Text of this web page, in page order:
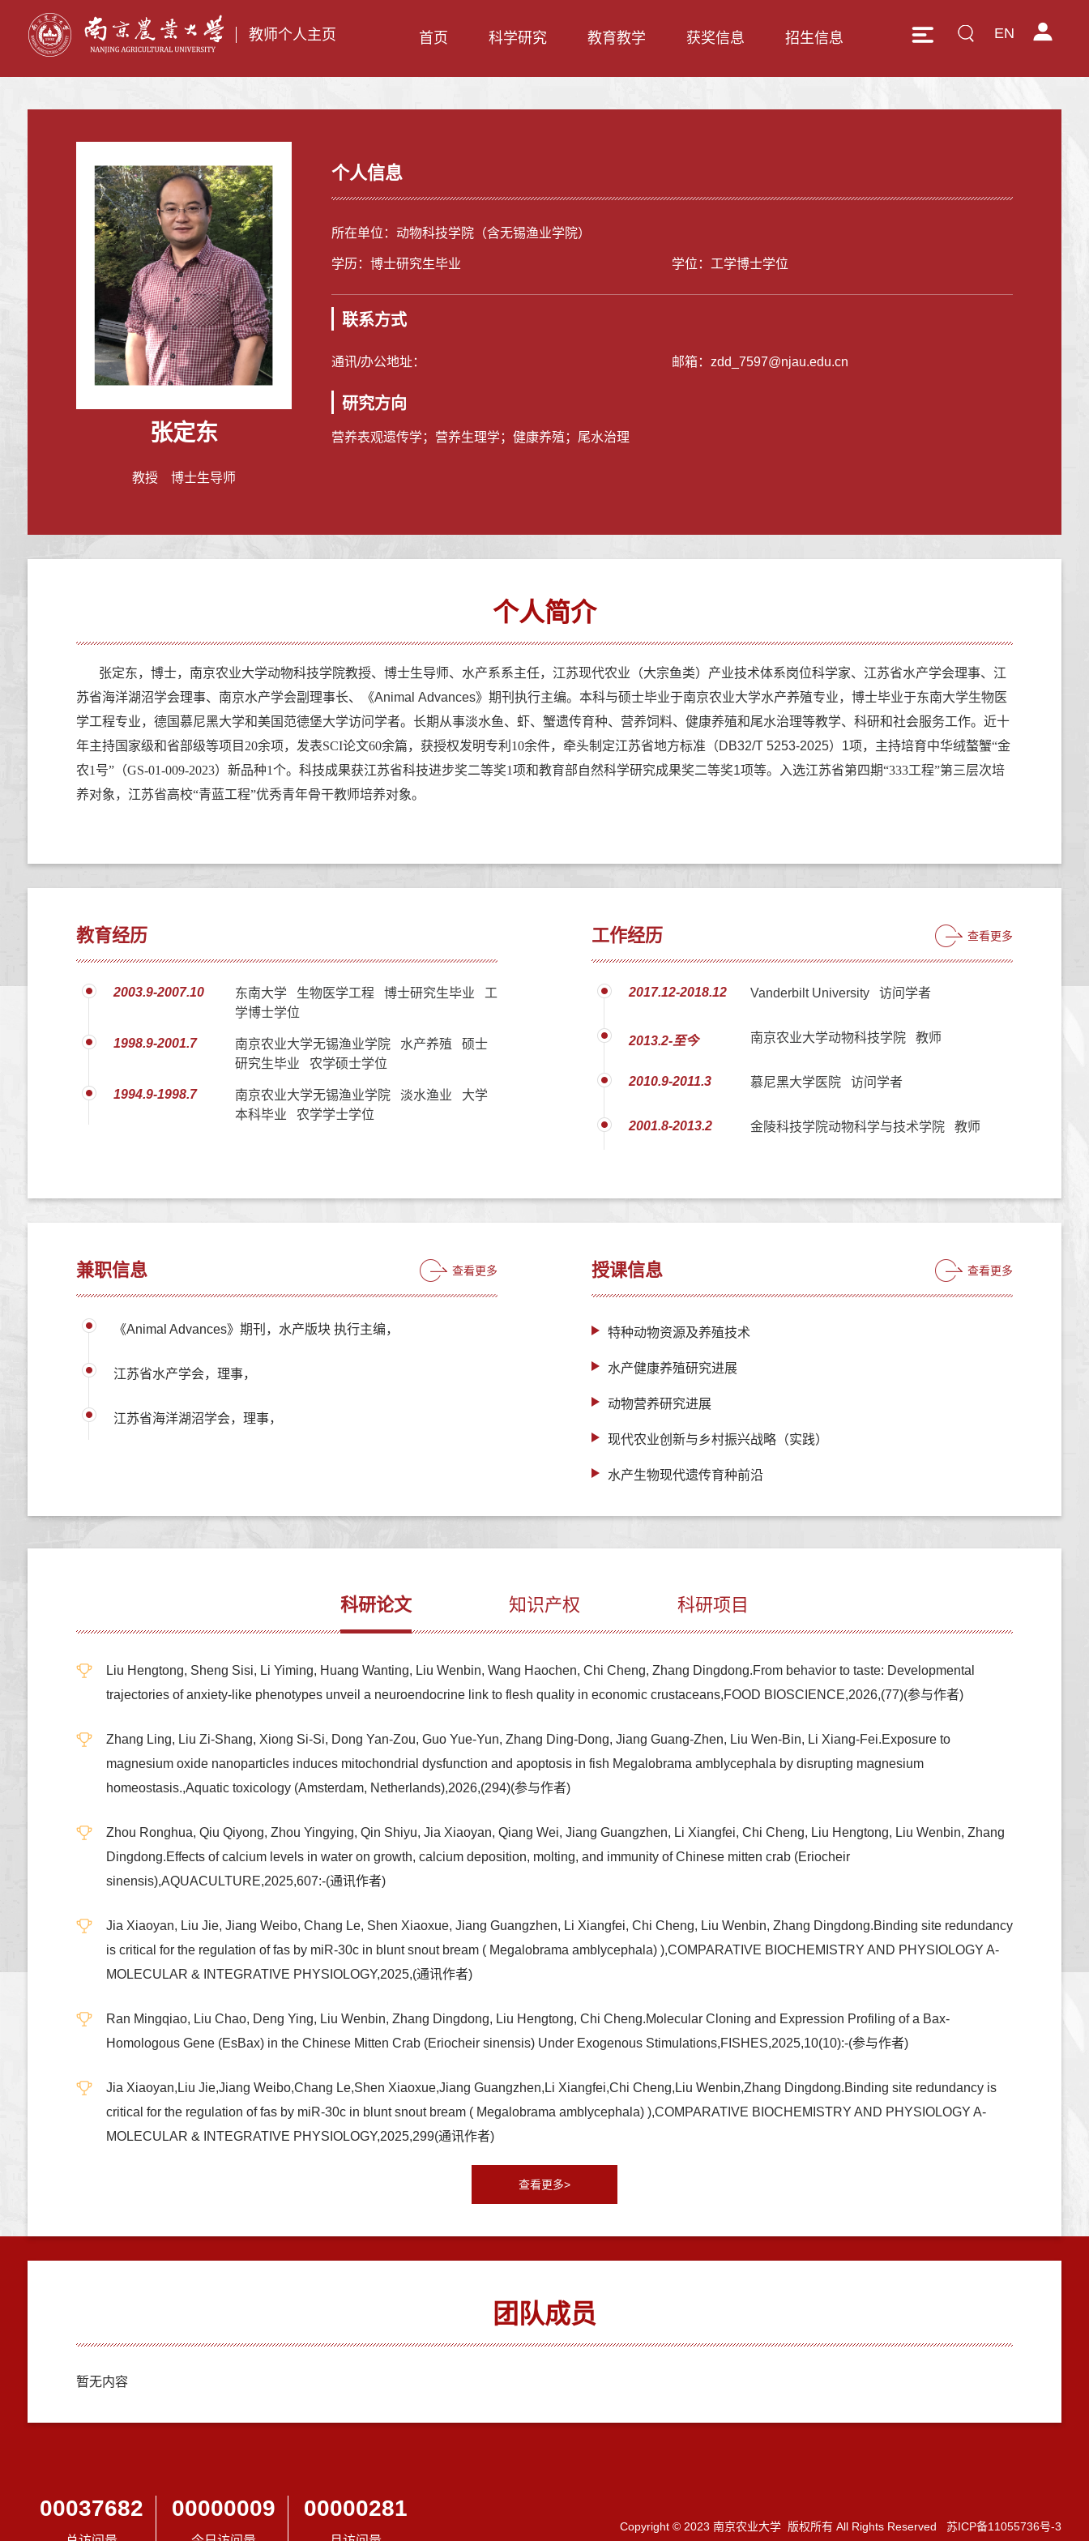
教师个人主页 EN
首页 科学研究 教育教学 获奖信息 招生信息
张定东
教授 博士生导师
个人信息
所在单位：动物科技学院（含无锡渔业学院）
学历：博士研究生毕业 学位：工学博士学位
联系方式
通讯/办公地址： 邮箱： zdd_7597@njau.edu.cn
研究方向
营养表观遗传学；营养生理学；健康养殖；尾水治理
个人简介
张定东，博士，南京农业大学动物科技学院教授、博士生导师、水产系系主任，江苏现代农业（大宗鱼类）产业技术体系岗位科学家、江苏省水产学会理事、江
苏省海洋湖沼学会理事、南京水产学会副理事长、《Animal Advances》期刊执行主编。本科与硕士毕业于南京农业大学水产养殖专业，博士毕业于东南大学生物医
学工程专业，德国慕尼黑大学和美国范德堡大学访问学者。长期从事淡水鱼、虾、蟹遗传育种、营养饲料、健康养殖和尾水治理等教学、科研和社会服务工作。近十
年主持国家级和省部级等项目 20余项，发表SCI论文60余篇，获授权发明专利 10余件，牵头制定江苏省地方标准（DB32/T 5253-2025） 1项，主持培育中华绒螯蟹“金
农1 号”（GS-01-009-2023）新品种1个。科技成果获江苏省科技进步奖二等奖1项和教育部自然科学研究成果奖二等奖1项等。入选江苏省第四期“333工程”第三层次培
养对象，江苏省高校“青蓝工程”优秀青年骨干教师培养对象。
教育经历
2003.9-2007.10
东南大学 生物医学工程 博士研究生毕业 工
学博士学位
1998.9-2001.7
南京农业大学无锡渔业学院 水产养殖 硕士
研究生毕业 农学硕士学位
1994.9-1998.7
南京农业大学无锡渔业学院 淡水渔业 大学
本科毕业 农学学士学位
工作经历 查看更多
2017.12-2018.12 Vanderbilt University 访问学者
2013.2-至今 南京农业大学动物科技学院 教师
2010.9-2011.3 慕尼黑大学医院 访问学者
2001.8-2013.2 金陵科技学院动物科学与技术学院 教师
兼职信息 查看更多
《Animal Advances》期刊，水产版块 执行主编，
江苏省水产学会，理事，
江苏省海洋湖沼学会，理事，
授课信息 查看更多
特种动物资源及养殖技术
水产健康养殖研究进展
动物营养研究进展
现代农业创新与乡村振兴战略（实践）
水产生物现代遗传育种前沿
科研论文 知识产权 科研项目
Liu Hengtong, Sheng Sisi, Li Yiming, Huang Wanting, Liu Wenbin, Wang Haochen, Chi Cheng, Zhang Dingdong.From behavior to taste: Developmental
trajectories of anxiety-like phenotypes unveil a neuroendocrine link to flesh quality in economic crustaceans,FOOD BIOSCIENCE,2026,(77)(参与作者)
Zhang Ling, Liu Zi-Shang, Xiong Si-Si, Dong Yan-Zou, Guo Yue-Yun, Zhang Ding-Dong, Jiang Guang-Zhen, Liu Wen-Bin, Li Xiang-Fei.Exposure to
magnesium oxide nanoparticles induces mitochondrial dysfunction and apoptosis in fish Megalobrama amblycephala by disrupting magnesium
homeostasis.,Aquatic toxicology (Amsterdam, Netherlands),2026,(294)(参与作者)
Zhou Ronghua, Qiu Qiyong, Zhou Yingying, Qin Shiyu, Jia Xiaoyan, Qiang Wei, Jiang Guangzhen, Li Xiangfei, Chi Cheng, Liu Hengtong, Liu Wenbin, Zhang
Dingdong.Effects of calcium levels in water on growth, calcium deposition, molting, and immunity of Chinese mitten crab (Eriocheir
sinensis),AQUACULTURE,2025,607:-(通讯作者)
Jia Xiaoyan, Liu Jie, Jiang Weibo, Chang Le, Shen Xiaoxue, Jiang Guangzhen, Li Xiangfei, Chi Cheng, Liu Wenbin, Zhang Dingdong.Binding site redundancy
is critical for the regulation of fas by miR-30c in blunt snout bream ( Megalobrama amblycephala) ),COMPARATIVE BIOCHEMISTRY AND PHYSIOLOGY A-
MOLECULAR & INTEGRATIVE PHYSIOLOGY,2025,(通讯作者)
Ran Mingqiao, Liu Chao, Deng Ying, Liu Wenbin, Zhang Dingdong, Liu Hengtong, Chi Cheng.Molecular Cloning and Expression Profiling of a Bax-
Homologous Gene (EsBax) in the Chinese Mitten Crab (Eriocheir sinensis) Under Exogenous Stimulations,FISHES,2025,10(10):-(参与作者)
Jia Xiaoyan,Liu Jie,Jiang Weibo,Chang Le,Shen Xiaoxue,Jiang Guangzhen,Li Xiangfei,Chi Cheng,Liu Wenbin,Zhang Dingdong.Binding site redundancy is
critical for the regulation of fas by miR-30c in blunt snout bream ( Megalobrama amblycephala) ),COMPARATIVE BIOCHEMISTRY AND PHYSIOLOGY A-
MOLECULAR & INTEGRATIVE PHYSIOLOGY,2025,299(通讯作者)
查看更多>
团队成员
暂无内容
00037682 00000009 00000281
Copyright © 2023 南京农业大学 版权所有 All Rights Reserved 苏ICP备11055736号-3